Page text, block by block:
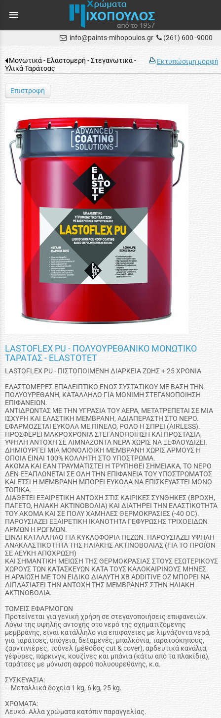
menu
info@paints-mihopoulos.gr (261) 600 -9000
Εκτυπώσιμη μορφή
Μονωτικά - Ελαστομερή - Στεγανωτικά -
Υλικά Ταράτσας
Επιστροφή
LASTOFLEX PU - ΠΟΛΥΟΥΡΕΘΑΝΙΚΟ ΜΟΝΩΤΙΚΟ
ΤΑΡΑΤΑΣ - ELASTOTET
LASTOFLEX PU - ΠΙΣΤΟΠΟΙΜΕΝΗ ΔΙΑΡΚΕΙΑ ΖΩΗΣ + 25 ΧΡΟΝΙΑ
ΕΛΑΣΤΟΜΕΡΕΣ ΕΠΑΛΕΙΠΤΙΚΟ ΕΝΟΣ ΣΥΣΤΑΤΙΚΟΥ ΜΕ ΒΑΣΗ ΤΗΝ
ΠΟΛΥΟΥΡΕΘΑΝΗ, ΚΑΤΑΛΛΗΛΟ ΓΙΑ ΜΟΝΙΜΗ ΣΤΕΓΑΝΟΠΟΙΗΣΗ
ΕΠΙΦΑΝΕΙΩΝ.
AΝΤΙΔΡΩΝΤΑΣ ΜΕ ΤΗΝ ΥΓΡΑΣΙΑ ΤΟΥ ΑΕΡΑ, ΜΕΤΑΤΡΕΠΕΤΑΙ ΣΕ ΜΙΑ
ΙΣΧΥΡΗ ΚΑΙ ΕΛΑΣΤΙΚΗ ΜΕΜΒΡΑΝΗ, ΑΔΙΑΠΕΡΑΣΤΗ ΣΤΟ ΝΕΡΟ.
ΕΦΑΡΜΟΖΕΤΑΙ ΕΥΚΟΛΑ ΜΕ ΠΙΝΕΛΟ, ΡΟΛΟ Η ΣΠΡΕΙ (AIRLESS).
ΠΡΟΣΦΕΡΕΙ ΜΑΚΡΟΧΡΟΝΙΑ ΣΤΕΓΑΝΟΠΟΙΗΣΗ ΚΑΙ ΠΡΟΣΤΑΣΙΑ,
ΥΨΗΛΗ ΑΝΤΟΧΗ ΣΕ ΛΙΜΝΑΖΟΝΤΑ ΝΕΡΑ ΧΩΡΙΣ ΝΑ ΞΕΦΛΟΥΔΙΖΕΙ.
ΔΗΜΙΟΥΡΓΕΙ ΜΙΑ ΜΟΝΟΛΙΘΙΚΗ ΜΕΜΒΡΑΝΗ ΧΩΡΙΣ ΑΡΜΟΥΣ Η
ΟΠΟΙΑ ΕΙΝΑΙ 100% ΚΟΛΛΗΤΗ ΣΤΟ ΥΠΟΣΤΡΩΜΑ.
ΑΚΟΜΑ ΚΑΙ ΕΑΝ ΤΡΑΥΜΑΤΙΣΤΕΙ Η ΤΡΥΠΗΘΕΙ ΣΗΜΕΙΑΚΑ, ΤΟ ΝΕΡΟ
ΔΕΝ ΕΞΑΠΛΩΝΕΤΑΙ ΣΕ ΟΛΗ ΤΗΝ ΕΠΙΦΑΝΕΙΑ ΤΟΥ ΥΠΟΣΤΡΩΜΑΤΟΣ
ΚΑΙ ΕΤΣΙ Η ΜΕΜΒΡΑΝΗ ΜΠΟΡΕΙ ΕΥΚΟΛΑ ΝΑ ΕΠΙΣΚΕΥΑΣΤΕΙ ΜΟΝΟ
ΤΟΠΙΚΑ.
ΔΙΑΘΕΤΕΙ ΕΞΑΙΡΕΤΙΚΗ ΑΝΤΟΧΗ ΣΤΙΣ ΚΑΙΡΙΚΕΣ ΣΥΝΘΗΚΕΣ (ΒΡΟΧΗ,
ΠΑΓΕΤΟ, ΗΛΙΑΚΗ ΑΚΤΙΝΟΒΟΛΙΑ) ΚΑΙ ΔΙΑΤΗΡΕΙ ΤΗΝ ΕΛΑΣΤΙΚΟΤΗΤΑ
ΤΟΥ ΑΚΟΜΑ ΚΑΙ ΣΕ ΠΟΛΥ ΧΑΜΗΛΕΣ ΘΕΡΜΟΚΡΑΣΙΕΣ (-40 OC).
ΠΑΡΟΥΣΙΑΖΕΙ ΕΞΑΙΡΕΤΙΚΗ ΙΚΑΝΟΤΗΤΑ ΓΕΦΥΡΩΣΗΣ ΤΡΙΧΟΕΙΔΩΝ
ΑΡΜΩΝ Η ΡΩΓΜΩΝ.
ΕΙΝΑΙ ΚΑΤΑΛΛΗΛΟ ΓΙΑ ΚΥΚΛΟΦΟΡΙΑ ΠΕΖΩΝ. ΠΑΡΟΥΣΙΑΖΕΙ ΥΨΗΛΗ
ΑΝΑΚΛΑΣΤΙΚΟΤΗΤΑ ΤΗΣ ΗΛΙΑΚΗΣ ΑΚΤΙΝΟΒΟΛΙΑΣ (ΓΙΑ ΤΟ ΠΡΟΪΟΝ
ΣΕ ΛΕΥΚΗ ΑΠΟΧΡΩΣΗ)
ΚΑΙ ΣΗΜΑΝΤΙΚΗ ΜΕΙΩΣΗ ΤΗΣ ΘΕΡΜΟΚΡΑΣΙΑΣ ΣΤΟΥΣ ΕΣΩΤΕΡΙΚΟΥΣ
ΧΩΡΟΥΣ ΤΩΝ ΚΑΤΑΣΚΕΥΩΝ ΚΑΤΑ ΤΟΥΣ ΚΑΛΟΚΑΙΡΙΝΟΥΣ ΜΗΝΕΣ.
Η ΑΡΑΙΩΣΗ ΜΕ ΤΟΝ ΕΙΔΙΚΟ ΔΙΑΛΥΤΗ XB ADDITIVE OZ ΜΠΟΡΕΙ ΝΑ
ΔΙΠΛΑΣΙΑΣΕΙ ΤΗΝ ΑΝΤΟΧΗ ΤΗΣ ΜΕΜΒΡΑΝΗΣ ΣΤΗΝ ΗΛΙΑΚΗ
ΑΚΤΙΝΟΒΟΛΙΑ.
ΤΟΜΕΙΣ ΕΦΑΡΜΟΓΩΝ
Προτείνεται για γενική χρήση σε στεγανοποιήσεις επιφανειών.
Λόγω της υψηλής αντοχής στο νερό της σχηματιζόμενης
μεμβράνης, είναι κατάλληλο για επιφάνειες με λιμνάζοντα νερά,
για ταράτσες, υπόγεια, δεξαμενές, μπαλκόνια, ταρατσόκηπους,
ζαρντινιέρες, τούνελ (μέθοδος cut & cover), αρδευτικά κανάλια,
γέφυρες, πάρκινγκ, κουζίνες και μπάνια (κάτω από τα πλακίδια),
ταράτσες με μόνωση αφρού πολυουρεθάνης, κ.α.
ΣΥΣΚΕΥΑΣΙΑ:
– Μεταλλικά δοχεία 1 kg, 6 kg, 25 kg.
ΧΡΩΜΑΤΑ:
Λευκό. Αλλα χρώματα κατόπιν παραγγελίας.